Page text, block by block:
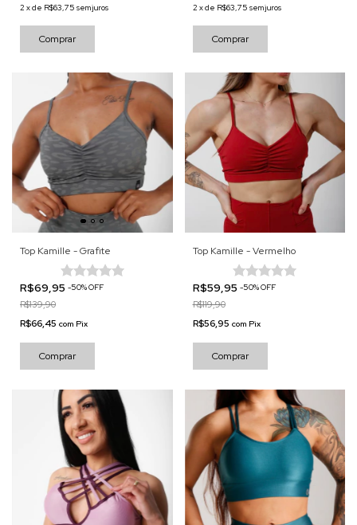
2 xde R$63,75 sem juros
Comprar
2 xde R$63,75 sem juros
Comprar
Top Kamille - Grafite
R$69,95 -50%OFF
R$139,90
R$66,45 com Pix
Comprar
Top Kamille - Vermelho
R$59,95 -50%OFF
R$119,90
R$56,95 com Pix
Comprar